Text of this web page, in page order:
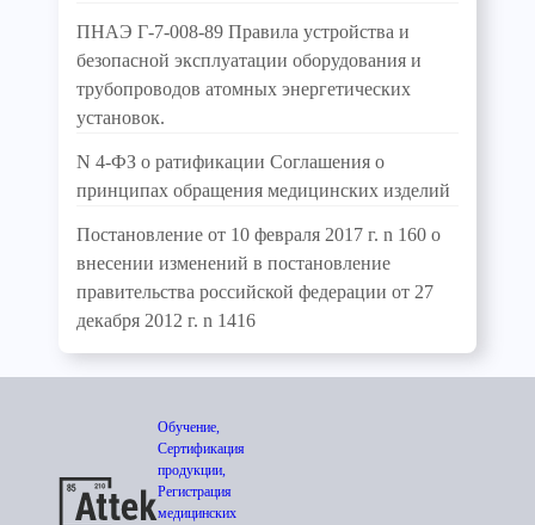
ПНАЭ Г-7-008-89 Правила устройства и
безопасной эксплуатации оборудования и
трубопроводов атомных энергетических
установок.
N 4-ФЗ о ратификации Соглашения о
принципах обращения медицинских изделий
Постановление от 10 февраля 2017 г. n 160 о
внесении изменений в постановление
правительства российской федерации от 27
декабря 2012 г. n 1416
Обучение,
Сертификация
продукции,
Регистрация
медицинских